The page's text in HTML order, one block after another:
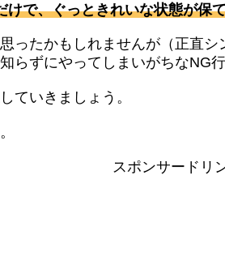
けで、ぐっときれいな状態が保
ったかもしれませんが（正直
らずにやってしまいがちなNG
ていきましょう。
スポンサードリ